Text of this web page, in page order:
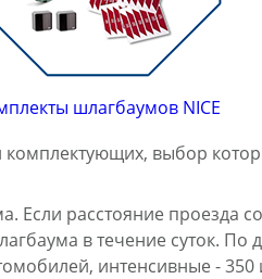
шлагбаумов NICE
выбор
расстояние проезда
в течение суток.
интенсивные -